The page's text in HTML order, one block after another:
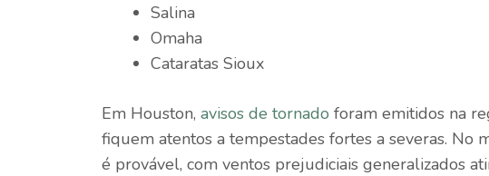
Salina
Omaha
Cataratas Sioux
Em Houston, avisos de tornado foram emitidos na
fiquem atentos a tempestades fortes a severas. No
é provável, com ventos prejudiciais generalizados